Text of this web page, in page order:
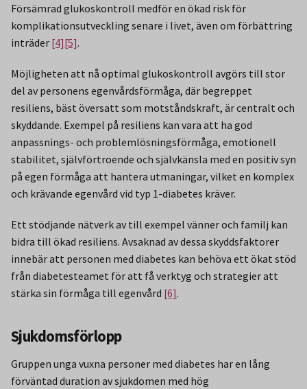
Försämrad glukoskontroll medför en ökad risk för
komplikationsutveckling senare i livet, även om förbättring
inträder [4][5].
Möjligheten att nå optimal glukoskontroll avgörs till stor
del av personens egenvårdsförmåga, där begreppet
resiliens, bäst översatt som motståndskraft, är centralt och
skyddande. Exempel på resiliens kan vara att ha god
anpassnings- och problemlösningsförmåga, emotionell
stabilitet, självförtroende och självkänsla med en positiv syn
på egen förmåga att hantera utmaningar, vilket en komplex
och krävande egenvård vid typ 1-diabetes kräver.
Ett stödjande nätverk av till exempel vänner och familj kan
bidra till ökad resiliens. Avsaknad av dessa skyddsfaktorer
innebär att personen med diabetes kan behöva ett ökat stöd
från diabetesteamet för att få verktyg och strategier att
stärka sin förmåga till egenvård [6].
Sjukdomsförlopp
Gruppen unga vuxna personer med diabetes har en lång
förväntad duration av sjukdomen med hög